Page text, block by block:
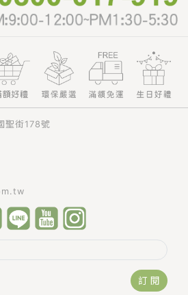
聖街178號
訂 閱